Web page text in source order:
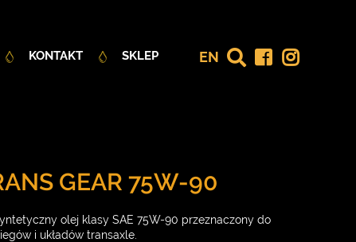
KONTAKT SKLEP EN
GEAR 75W-90
olej klasy SAE 75W-90 przeznaczony do
i układów transaxle.